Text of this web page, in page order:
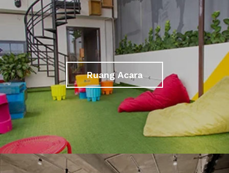
Ruang Acara